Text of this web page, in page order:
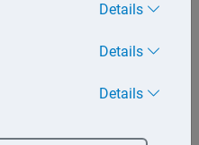
gemacht werden.
besteht auch für eine
falls sie das Kind betreut.
hat auch er einen
Mutter des Kindes. Auch
können
Details
Details
Details